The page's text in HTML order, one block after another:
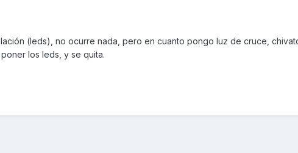
(leds), no ocurre nada, pero en cuanto pongo luz de cruce,
los leds, y se quita.